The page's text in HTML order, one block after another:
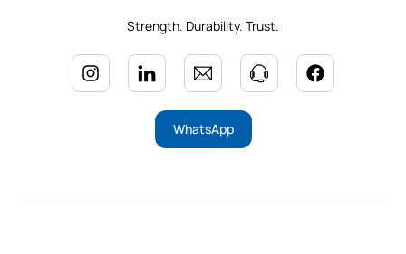
Strength. Durability. Trust.
WhatsApp